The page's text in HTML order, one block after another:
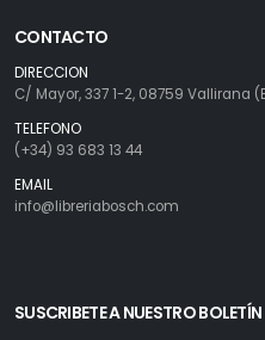
CONTACTO
DIRECCION
C/ Mayor, 337 1-2, 08759 Vallirana
TELEFONO
(+34) 93 683 13 44
EMAIL
info@libreriabosch.com
SUSCRIBETE A NUESTRO BOLETÍN